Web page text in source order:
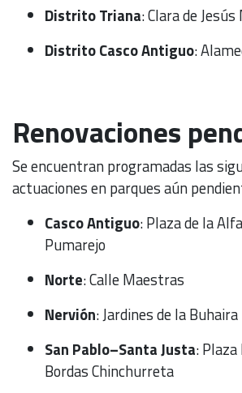
Distrito Triana: Clara de
Distrito Casco Antiguo:
Renovaciones
Se encuentran programadas las
actuaciones en parques aún
Casco Antiguo: Plaza de la
Pumarejo
Norte: Calle Maestras
Nervión: Jardines de la Buhaira
San Pablo–Santa Justa:
Bordas Chinchurreta